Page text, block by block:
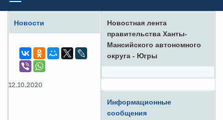
Новости
12.10.2020
Новостная лента
правительства Ханты-
Мансийского автономного
округа - Югры
Информационные
сообщения